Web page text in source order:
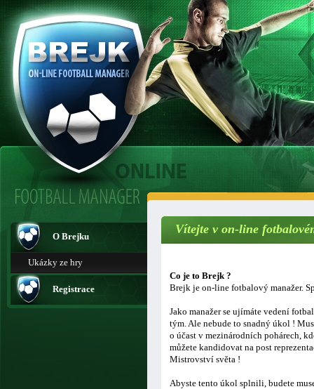
O Brejku
Ukázky ze hry
Registrace
Vítejte v on-line
Co je to Brejk ?
Brejk je on-line fotbalový manažer.
Jako manažer se ujímáte vedení
tým. Ale nebude to snadný úkol !
o účast v mezinárodních pohárech,
můžete kandidovat na post
Mistrovství světa !
Abyste tento úkol splnili, budete